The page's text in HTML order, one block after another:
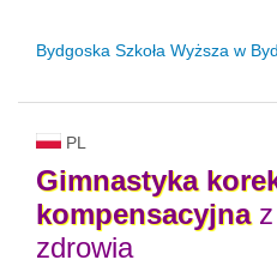
Bydgoska Szkoła Wyższa w
PL
Gimnastyka
kompensacyjnaz
zdrowia